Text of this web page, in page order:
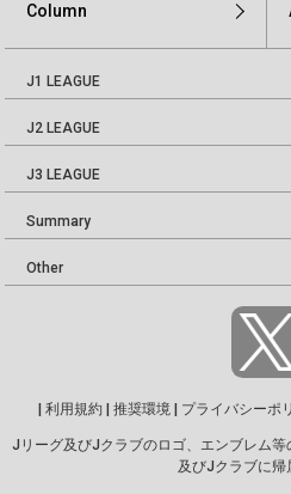
Column
J1 LEAGUE
J2 LEAGUE
J3 LEAGUE
Summary
Other
利用規約 推奨環境 プライバシーポ
Jリーグ及びJクラブのロゴ、エンブレム
及びJクラブに帰